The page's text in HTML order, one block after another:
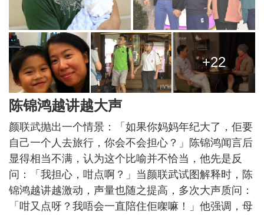
+22
陈锦鸿越讲越大声
颜联武抛出一个情景：「如果你妈妈年纪大了，佢要
自己一个人去旅行，你会不会担心？」陈锦鸿闻言后
显得相当不满，认为这个比喻并不恰当，他先是反
问：「我担心，咁点啊？」当颜联武试图解释时，陈
锦鸿越讲越激动，声量也随之提高，多次大声质问：
「咁又点呀？我唔会一直陪住佢㗎嘛！」他强调，母